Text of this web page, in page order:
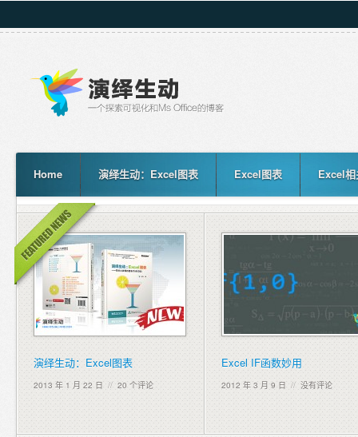
Home 演绎生动：Excel图表 Excel图表 Excel相
演绎生动：Excel图表
2013 年 1 月 22 日 // 20 个评论
Excel IF函数妙用
2012 年 3 月 9 日 // 没有评论